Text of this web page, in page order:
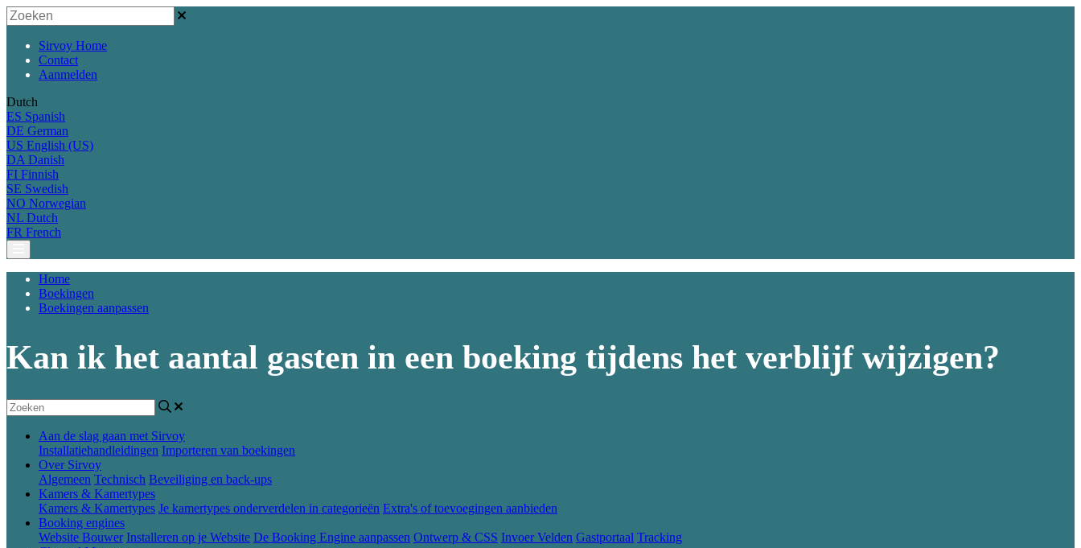
Sirvoy Home
Contact
Aanmelden
Dutch
ES Spanish
DE German
US English (US)
DA Danish
FI Finnish
SE Swedish
NO Norwegian
NL Dutch
FR French
Home
Boekingen
Boekingen aanpassen
Kan ik het aantal gasten in een boeking tijdens het verblijf wijzigen?
Aan de slag gaan met Sirvoy
Installatiehandleidingen Importeren van boekingen
Over Sirvoy
Algemeen Technisch Beveiliging en back-ups
Kamers & Kamertypes
Kamers & Kamertypes Je kamertypes onderverdelen in categorieën Extra's of toevoegingen aanbieden
Booking engines
Website Bouwer Installeren op je Website De Booking Engine aanpassen Ontwerp & CSS Invoer Velden Gastportaal Tracking